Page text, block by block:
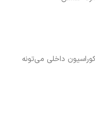
داخلی می‌تونه